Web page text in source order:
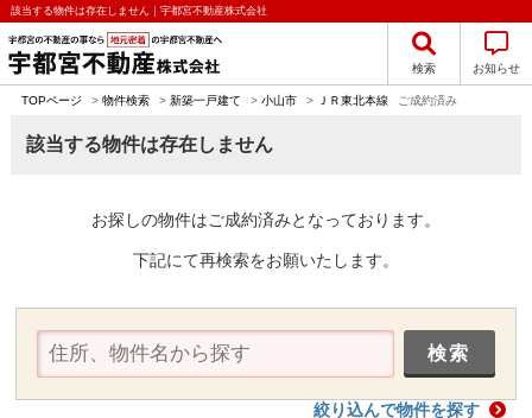
該当する物件は存在しません｜宇都宮不動産株式会社
検索 お知らせ
TOPページ > 物件検索 > 新築一戸建て > 小山市 > ＪＲ東北本線 ご成約済み
該当する物件は存在しません
お探しの物件はご成約済みとなっております。
下記にて再検索をお願いたします。
絞り込んで物件を探す